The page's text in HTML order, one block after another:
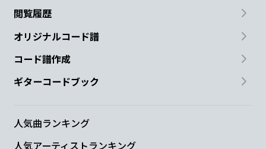
勇気が出ない
閲覧履歴
オリジナルコード譜
コード譜作成
ギターコードブック
人気曲ランキング
人気アーティストランキング